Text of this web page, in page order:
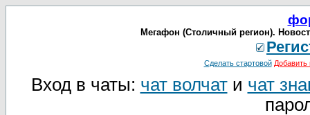
Мегафон (Столичный регион).
Сделать стартовой Добавить
Вход в чаты: чат волчати чат